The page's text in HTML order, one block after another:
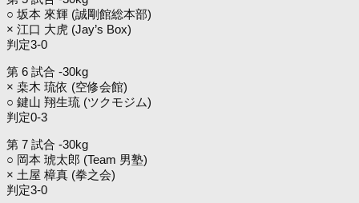
○ 坂本 來輝 (誠剛館総本部)
× 江口 大虎 (Jay’s Box)
判定3-0
第 6 試合 -30kg
× 桒木 琉依 (空修会館)
○ 鍵山 翔生琉 (ツクモジム)
判定0-3
第 7 試合 -30kg
○ 岡本 琥太郎 (Team 男塾)
× 土屋 樟真 (拳之会)
判定3-0